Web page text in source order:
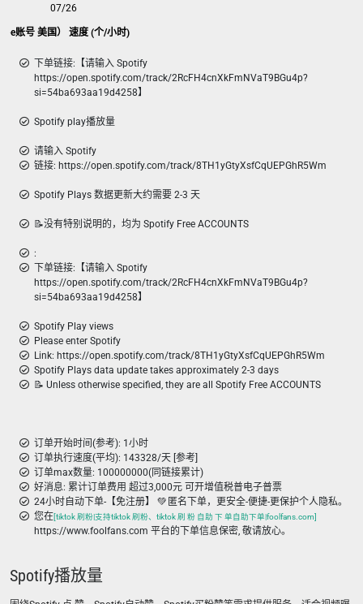
Spotify play播放量（Free账号 美国） 速度 (个/小时)
07/26
下单链接:【请输入 Spotify
https://open.spotify.com/track/2RcFH4cnXkFmNVaT9BGu4p?
si=54ba693aa19d4258】
Spotify play播放量
请输入 Spotify
链接: https://open.spotify.com/track/8TH1yGtyXsfCqUEPGhR5Wm
Spotify Plays 数据更新大约需要 2-3 天
📝没有特别说明的，均为 Spotify Free ACCOUNTS
:
下单链接:【请输入 Spotify
https://open.spotify.com/track/2RcFH4cnXkFmNVaT9BGu4p?
si=54ba693aa19d4258】
Spotify Play views
Please enter Spotify
Link: https://open.spotify.com/track/8TH1yGtyXsfCqUEPGhR5Wm
Spotify Plays data update takes approximately 2-3 days
📝 Unless otherwise specified, they are all Spotify Free ACCOUNTS
订单开始时间(参考): 1小时
订单执行速度(平均): 143328/天 [参考]
订单max数量: 100000000(同链接累计)
好消息: 累计订单费用 超过3,000元 可开增值税普电子普票
24小时自动下单-【免注册】 💚 匿名下单，更安全-便捷-更保护个人隐私。
您在[tiktok 刷粉|支持tiktok 刷粉、tiktok 刷 粉 自助 下 单自助下单|foolfans.com]
https://www.foolfans.com 平台的下单信息保密, 敬请放心。
Spotify播放量